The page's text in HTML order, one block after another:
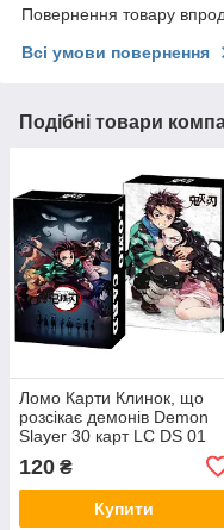
Повернення товару
Всі умови повернення
Подібні товари
Ломо Карти Клинок, що
розсікає демонів Demon
Slayer 30 карт LC DS 01
120 ₴
Купити